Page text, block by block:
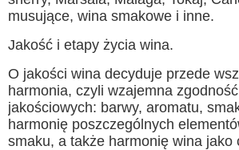
musujące, wina smakowe i inne.
Jakość i etapy życia wina.
O jakości wina decyduje przede
harmonia, czyli wzajemna
jakościowych: barwy, aromatu,
harmonię poszczególnych
smaku, a także harmonię wina jako